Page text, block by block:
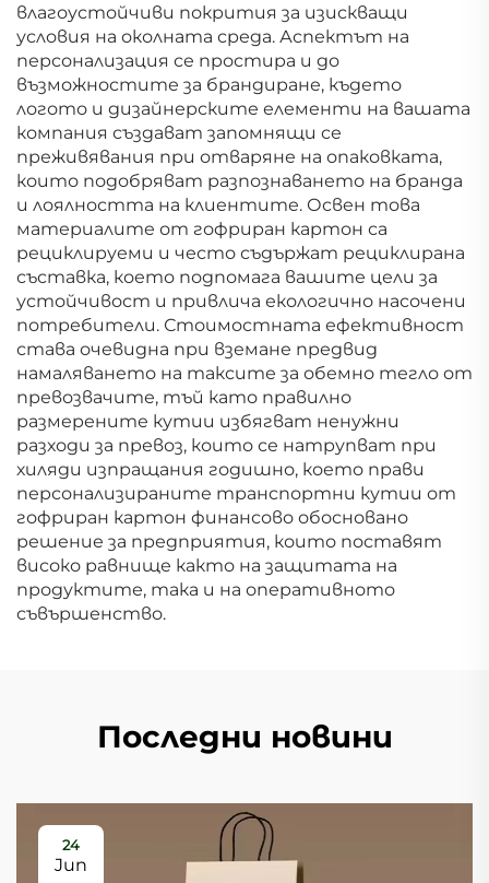
влагоустойчиви покрития за изискващи
условия на околната среда. Аспектът на
персонализация се простира и до
възможностите за брандиране, където
логото и дизайнерските елементи на вашата
компания създават запомнящи се
преживявания при отваряне на опаковката,
които подобряват разпознаването на бранда
и лоялността на клиентите. Освен това
материалите от гофриран картон са
рециклируеми и често съдържат рециклирана
съставка, което подпомага вашите цели за
устойчивост и привлича екологично насочени
потребители. Стоимостната ефективност
става очевидна при вземане предвид
намаляването на таксите за обемно тегло от
превозвачите, тъй като правилно
размерените кутии избягват ненужни
разходи за превоз, които се натрупват при
хиляди изпращания годишно, което прави
персонализираните транспортни кутии от
гофриран картон финансово обосновано
решение за предприятия, които поставят
високо равнище както на защитата на
продуктите, така и на оперативното
съвършенство.
Последни новини
24
Jun